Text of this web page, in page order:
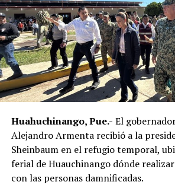
Huahuchinango, Pue.- El
Alejandro Armenta recibió a la
Sheinbaum en el refugio temporal,
ferial de Huauchinango dónde
con las personas damnificadas.